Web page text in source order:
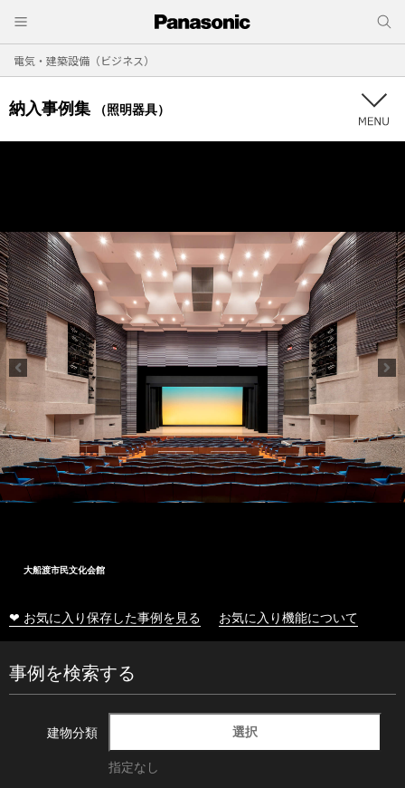
電気・建築設備（ビジネス）
納入事例集 （照明器具）
大船渡市民文化会館
❤ お気に入り保存した事例を見る お気に入り機能について
事例を検索する
建物分類 選択
指定なし